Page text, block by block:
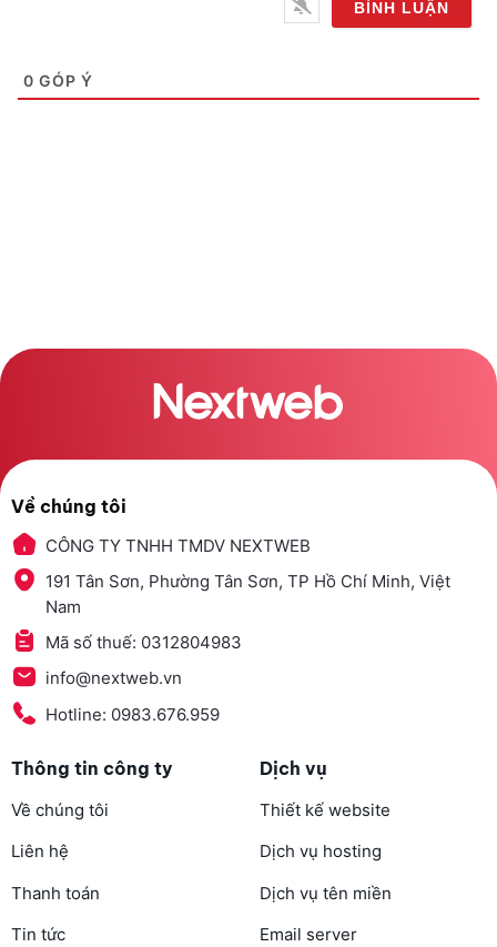
0 GÓP Ý
Về chúng tôi
CÔNG TY TNHH TMDV NEXTWEB
191 Tân Sơn, Phường Tân Sơn, TP Hồ Chí Minh, Việt
Nam
Mã số thuế: 0312804983
info@nextweb.vn
Hotline: 0983.676.959
Thông tin công ty
Về chúng tôi
Liên hệ
Thanh toán
Tin tức
Dịch vụ
Thiết kế website
Dịch vụ hosting
Dịch vụ tên miền
Email server